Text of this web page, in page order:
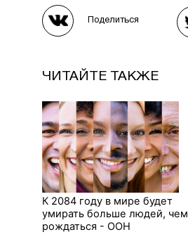
Поделиться
ЧИТАЙТЕ ТАКЖЕ
К 2084 году в мире будет
умирать больше людей, чем
рождаться - ООН